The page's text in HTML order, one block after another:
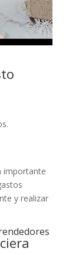
importante
y realizar